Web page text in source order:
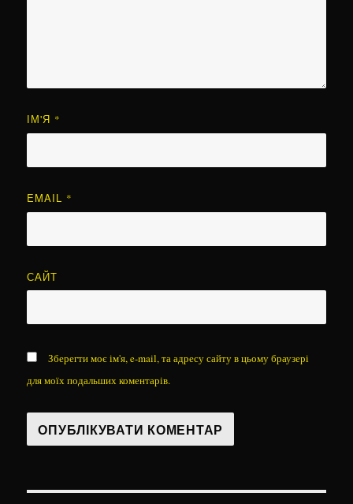
ІМ'Я *
EMAIL *
САЙТ
Зберегти моє ім'я, e-mail, та адресу сайту в цьому браузері
для моїх подальших коментарів.